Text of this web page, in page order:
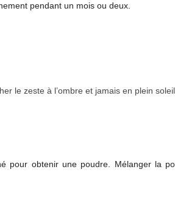
pendant un mois ou deux.
le zeste à l’ombre et jamais en plein
pour obtenir une poudre. Mélanger la